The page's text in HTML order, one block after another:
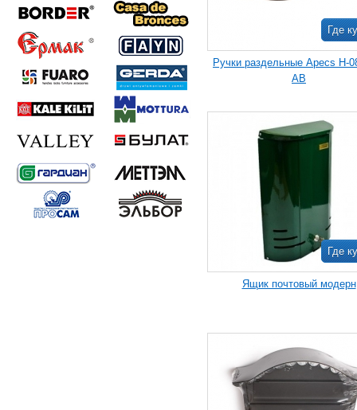
Где
Ручки раздельные Apecs H-
AB
Где
Ящик почтовый модерн